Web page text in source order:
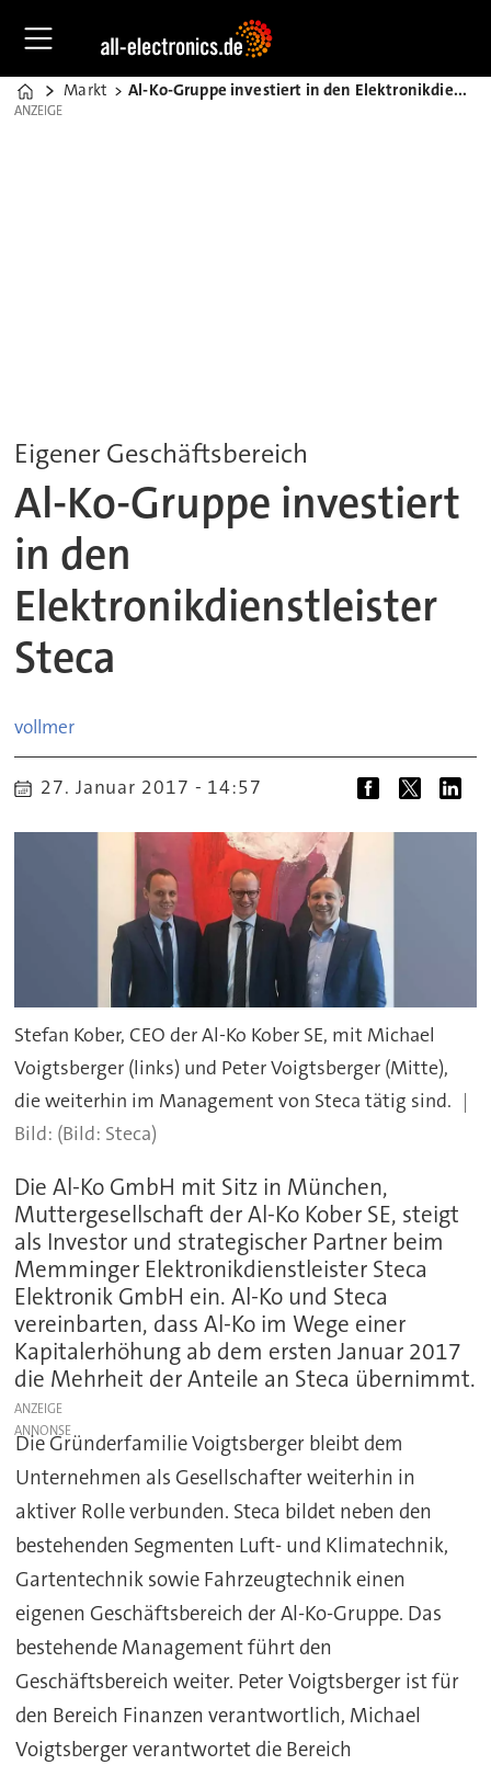
Home
Markt Al-Ko-Gruppe investiert in den Elektronikdienstleister Steca
ANZEIGE
ANZEIGE
Eigener Geschäftsbereich
Al-Ko-Gruppe investiert
in den
Elektronikdienstleister
Steca
vollmer
27. Januar 2017 - 14:57
Stefan Kober, CEO der Al-Ko Kober SE, mit Michael
Voigtsberger (links) und Peter Voigtsberger (Mitte),
die weiterhin im Management von Steca tätig sind.
(Bild: Steca)
Die Al-Ko GmbH mit Sitz in München,
Muttergesellschaft der Al-Ko Kober SE, steigt
als Investor und strategischer Partner beim
Memminger Elektronikdienstleister Steca
Elektronik GmbH ein. Al-Ko und Steca
vereinbarten, dass Al-Ko im Wege einer
Kapitalerhöhung ab dem ersten Januar 2017
die Mehrheit der Anteile an Steca übernimmt.
ANZEIGE
Die Gründerfamilie Voigtsberger bleibt dem
Unternehmen als Gesellschafter weiterhin in
aktiver Rolle verbunden. Steca bildet neben den
bestehenden Segmenten Luft- und Klimatechnik,
Gartentechnik sowie Fahrzeugtechnik einen
eigenen Geschäftsbereich der Al-Ko-Gruppe. Das
bestehende Management führt den
Geschäftsbereich weiter. Peter Voigtsberger ist für
den Bereich Finanzen verantwortlich, Michael
Voigtsberger verantwortet die Bereich